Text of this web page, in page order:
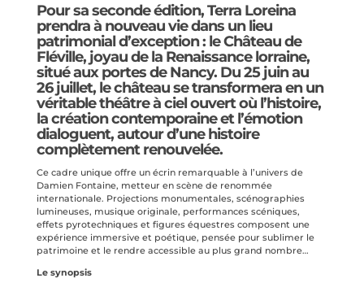
Pour sa seconde édition,Terra Loreina
prendra à nouveau vie dans un lieu
patrimonial d’exception : le Château de
Fléville, joyau de la Renaissance lorraine,
situé aux portes de Nancy. Du 25 juin au
26 juillet, le château se transformera en un
véritable théâtre à ciel ouvert où l’histoire,
la création contemporaine et l’émotion
dialoguent, autour d’une histoire
complètement renouvelée.
Ce cadre unique offre un écrin remarquable à l’univers de
Damien Fontaine, metteur en scène de renommée
internationale. Projections monumentales, scénographies
lumineuses, musique originale, performances scéniques,
effets pyrotechniques et figures équestres composent une
expérience immersive et poétique, pensée pour sublimer le
patrimoine et le rendre accessible au plus grand nombre…
Le synopsis